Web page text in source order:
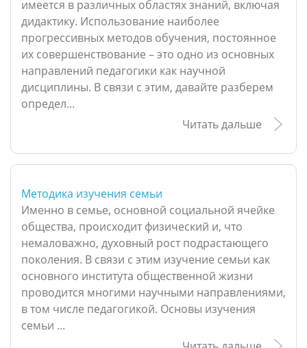
имеется в различных областях знаний, включая
дидактику. Использование наиболее
прогрессивных методов обучения, постоянное
их совершенствование – это одно из основных
направлений педагогики как научной
дисциплины. В связи с этим, давайте разберем
определ...
Читать дальше
Методика изучения семьи
Именно в семье, основной социальной ячейке
общества, происходит физический и, что
немаловажно, духовный рост подрастающего
поколения. В связи с этим изучение семьи как
основного института общественной жизни
проводится многими научными направлениями,
в том числе педагогикой. Основы изучения
семьи ...